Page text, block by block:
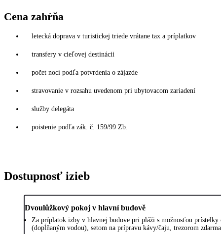
Cena zahŕňa
letecká doprava v turistickej triede vrátane tax a príplatkov
transfery v cieľovej destinácii
počet nocí podľa potvrdenia o zájazde
stravovanie v rozsahu uvedenom pri ubytovacom zariadení
služby delegáta
poistenie podľa zák. č. 159/99 Zb.
Dostupnosť izieb
Dvoulůžkový pokoj v hlavní budově
Za príplatok izby v hlavnej budove pri pláži s možnosťou
(dopĺňaným vodou), setom na prípravu kávy/čaju, trezorom